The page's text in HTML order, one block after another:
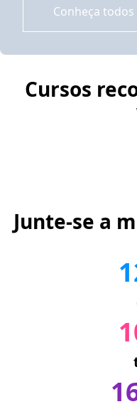
Conheça
Cursos
Junte-se a